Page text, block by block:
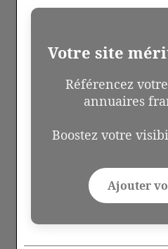
Votre site
Référencez
annuaires
Boostez votre
Ajouter